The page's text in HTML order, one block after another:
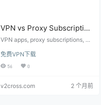
VPN vs Proxy Subscription
vs Free Nodes: What
for Stable Access
VPN apps, proxy subscriptions, an
network route, but they differ in se
tup effort, stability, privacy bound
免费VPN下载
56 0
v2cross.com 2 个月前